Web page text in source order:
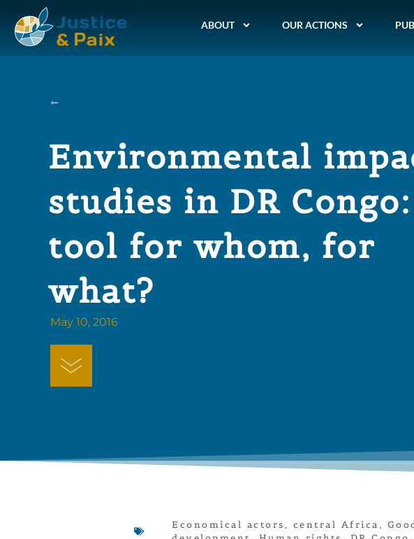
ABOUT OUR ACTIONS
Environmental
studies in DR Congo:
tool for whom, for
what?
May 10, 2016
Economical actors , central Africa ,